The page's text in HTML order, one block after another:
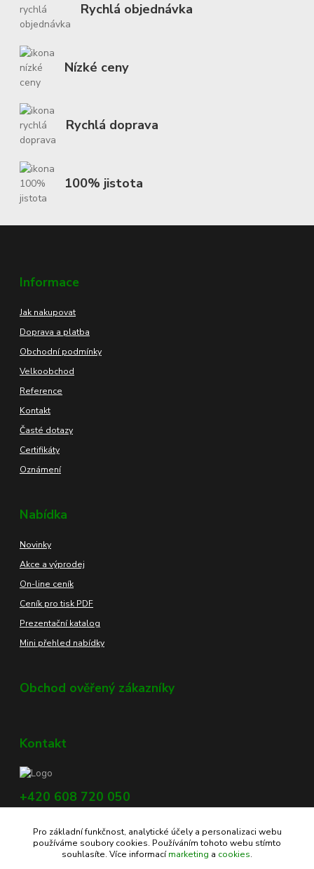
Rychlá objednávka
Nízké ceny
Rychlá doprava
100% jistota
Informace
Jak nakupovat
Doprava a platba
Obchodní podmínky
Velkoobchod
Reference
Kontakt
Časté dotazy
Certifikáty
Oznámení
Nabídka
Novinky
Akce a výprodej
On-line ceník
Ceník pro tisk PDF
Prezentační katalog
Mini přehled nabídky
Obchod ověřený zákazníky
Kontakt
+420 608 720 050
Využijte náš chat, vpravo dole na obrazovce.
info@profikoreni.cz
Pro základní funkčnost, analytické účely a personalizaci webu
používáme soubory cookies. Používáním tohoto webu stímto
souhlasíte. Více informacímarketing a cookies.